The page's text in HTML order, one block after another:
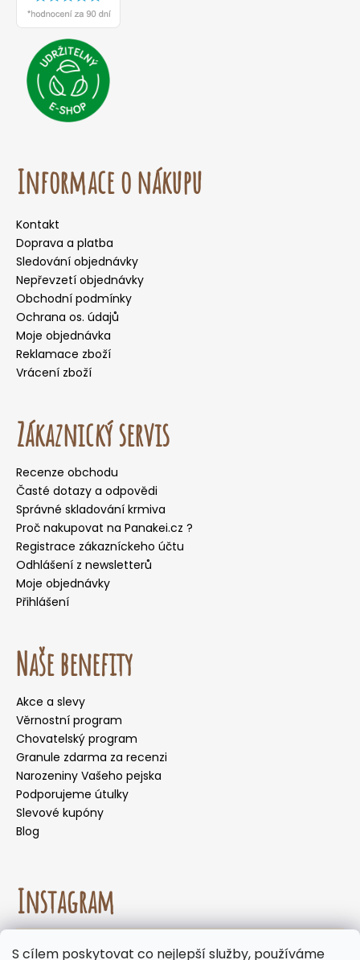
S cílem poskytovat co nejlepší služby, používáme
měsíců nedoporučujeme volit doručení do
Informace o nákupu
Kontakt
Doprava a platba
Sledování objednávky
Nepřevzetí objednávky
Obchodní podmínky
Ochrana os. údajů
Moje objednávka
Reklamace zboží
Vrácení zboží
Zákaznický servis
Recenze obchodu
Časté dotazy a odpovědi
Správné skladování krmiva
Proč nakupovat na Panakei.cz ?
Registrace zákazníckeho účtu
Odhlášení z newsletterů
Moje objednávky
Přihlášení
Naše benefity
Akce a slevy
Věrnostní program
Chovatelský program
Granule zdarma za recenzi
Narozeniny Vašeho pejska
Podporujeme útulky
Slevové kupóny
Blog
Instagram